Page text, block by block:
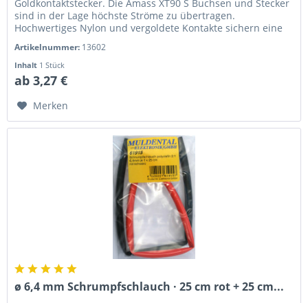
Goldkontaktstecker. Die Amass XT90 S Buchsen und Stecker
sind in der Lage höchste Ströme zu übertragen.
Hochwertiges Nylon und vergoldete Kontakte sichern eine
Artikelnummer: 13602
Inhalt 1 Stück
ab 3,27 €
Merken
ø 6,4 mm Schrumpfschlauch · 25 cm rot + 25 cm...